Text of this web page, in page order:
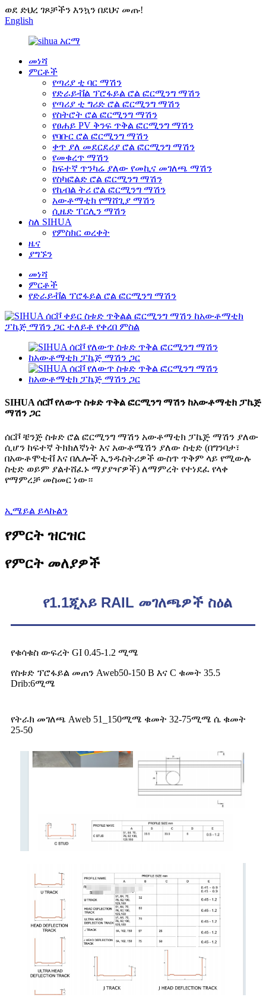
ወደ ድህረ ገጾቻችን እንኳን በደህና መጡ!
English
መነሻ
ምርቶች
የጣሪያ ቲ ባር ማሽን
የድራይቭል ፕሮፋይል ሮል ፎርሚንግ ማሽን
የጣሪያ ቲ ግሪድ ሮል ፎርሚንግ ማሽን
የስትሮት ሮል ፎርሚንግ ማሽን
የፀሐይ PV ቅንፍ ጥቅል ፎርሚንግ ማሽን
የባቡር ሮል ፎርሚንግ ማሽን
ቀጥ ያለ መደርደሪያ ሮል ፎርሚንግ ማሽን
የመቁረጥ ማሽን
ከፍተኛ ጥንካሬ ያለው የመኪና መገለጫ ማሽን
የስካፎልድ ሮል ፎርሚንግ ማሽን
የኬብል ትሪ ሮል ፎርሚንግ ማሽን
አውቶማቲክ የማሸጊያ ማሽን
ሲዜድ ፐርሊን ማሽን
ስለ SIHUA
የምስክር ወረቀት
ዜና
ያግኙን
መነሻ
ምርቶች
የድራይቭል ፕሮፋይል ሮል ፎርሚንግ ማሽን
SIHUA ሰርቮ የለውጥ ስቱድ ጥቅል ፎርሚንግ ማሽን ከአውቶማቲክ ፓኬጅ
ማሽን ጋር
ሰርቮ ቼንጅ ስቱድ ሮል ፎርሚንግ ማሽን አውቶማቲክ ፓኬጅ ማሽን ያለው
ሲሆን ከፍተኛ ትክክለኛነት እና አውቶሜሽን ያለው ስቲድ (በግንባታ፣
በአውቶሞቲቭ እና በሌሎች ኢንዱስትሪዎች ውስጥ ጥቅም ላይ የሚውሉ
ስቲድ ወይም ያልተሸፈኑ ማያያዣዎች) ለማምረት የተነደፈ የላቀ
የማምረቻ መስመር ነው።
ኢሜይል ይላኩልን
የምርት ዝርዝር
የምርት መለያዎች
የ1.1ጂአይ RAIL መገለጫዎች ስዕል
የቁሳቁስ ውፍረት GI 0.45-1.2 ሚሜ
የስቱድ ፕሮፋይል መጠን Aweb50-150 B እና C ቁመት 35.5
Drib:6ሚሜ
የትራክ መገለጫ Aweb 51_150ሚሜ ቁመት 32-75ሚሜ ሴ ቁመት
25-50